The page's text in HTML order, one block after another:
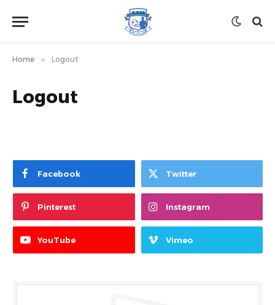
Home » Logout
Logout
Facebook Twitter
Pinterest Instagram
YouTube Vimeo